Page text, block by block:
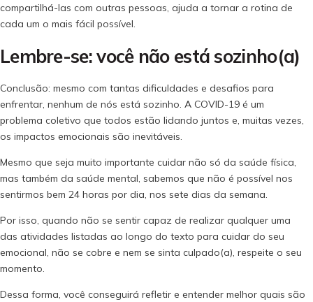
compartilhá-las com outras pessoas, ajuda a tornar a rotina de
cada um o mais fácil possível.
Lembre-se: você não está sozinho(a)
Conclusão: mesmo com tantas dificuldades e desafios para
enfrentar, nenhum de nós está sozinho. A COVID-19 é um
problema coletivo que todos estão lidando juntos e, muitas vezes,
os impactos emocionais são inevitáveis.
Mesmo que seja muito importante cuidar não só da saúde física,
mas também da saúde mental, sabemos que não é possível nos
sentirmos bem 24 horas por dia, nos sete dias da semana.
Por isso, quando não se sentir capaz de realizar qualquer uma
das atividades listadas ao longo do texto para cuidar do seu
emocional, não se cobre e nem se sinta culpado(a), respeite o seu
momento.
Dessa forma, você conseguirá refletir e entender melhor quais são